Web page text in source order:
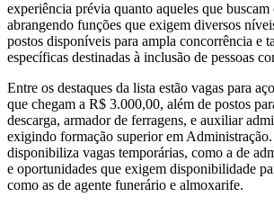
experiência prévia quanto aqueles que
abrangendo funções que exigem diversos
postos disponíveis para ampla concorrência e
específicas destinadas à inclusão de pessoas
Entre os destaques da lista estão vagas para
que chegam a R$ 3.000,00, além de postos
descarga, armador de ferragens, e auxiliar
exigindo formação superior em
disponibiliza vagas temporárias, como a de
e oportunidades que exigem disponibilidade
como as de agente funerário e almoxarife.